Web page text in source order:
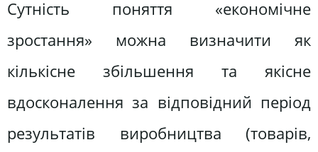
Сутність поняття «економічне
зростання» можна визначити як
кількісне збільшення та якісне
вдосконалення за відповідний період
результатів виробництва (товарів,